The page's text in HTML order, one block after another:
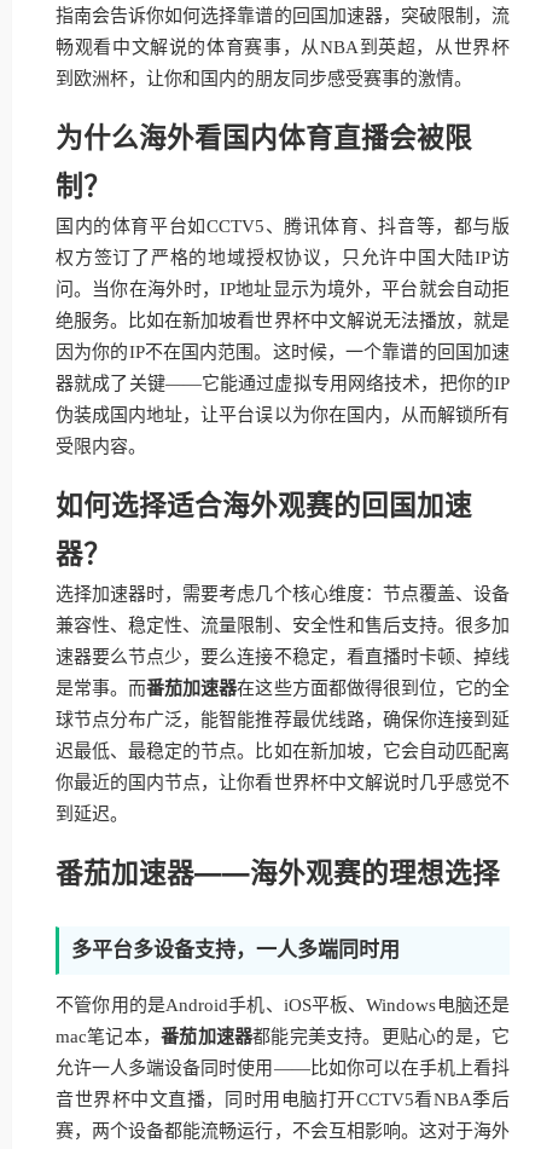
指南会告诉你如何选择靠谱的回国加速器，突破限制，流
畅观看中文解说的体育赛事，从NBA到英超，从世界杯
到欧洲杯，让你和国内的朋友同步感受赛事的激情。
为什么海外看国内体育直播会被限
制？
国内的体育平台如CCTV5、腾讯体育、抖音等，都与版
权方签订了严格的地域授权协议，只允许中国大陆IP访
问。当你在海外时，IP地址显示为境外，平台就会自动拒
绝服务。比如在新加坡看世界杯中文解说无法播放，就是
因为你的IP不在国内范围。这时候，一个靠谱的回国加速
器就成了关键——它能通过虚拟专用网络技术，把你的IP
伪装成国内地址，让平台误以为你在国内，从而解锁所有
受限内容。
如何选择适合海外观赛的回国加速
器？
选择加速器时，需要考虑几个核心维度：节点覆盖、设备
兼容性、稳定性、流量限制、安全性和售后支持。很多加
速器要么节点少，要么连接不稳定，看直播时卡顿、掉线
是常事。而番茄加速器在这些方面都做得很到位，它的全
球节点分布广泛，能智能推荐最优线路，确保你连接到延
迟最低、最稳定的节点。比如在新加坡，它会自动匹配离
你最近的国内节点，让你看世界杯中文解说时几乎感觉不
到延迟。
番茄加速器——海外观赛的理想选择
多平台多设备支持，一人多端同时用
不管你用的是Android手机、iOS平板、Windows电脑还是
mac笔记本，番茄加速器都能完美支持。更贴心的是，它
允许一人多端设备同时使用——比如你可以在手机上看抖
音世界杯中文直播，同时用电脑打开CCTV5看NBA季后
赛，两个设备都能流畅运行，不会互相影响。这对于海外